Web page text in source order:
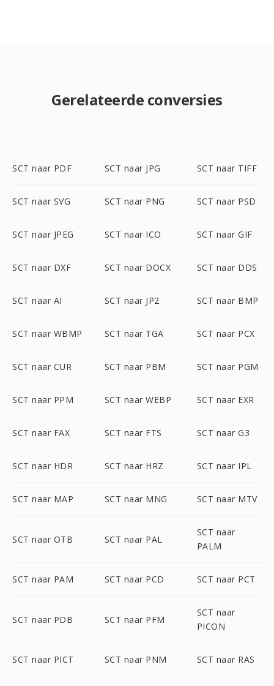
Gerelateerde conversies
SCT naar PDF SCT naar JPG SCT naar TIFF
SCT naar SVG SCT naar PNG SCT naar PSD
SCT naar JPEG SCT naar ICO SCT naar GIF
SCT naar DXF SCT naar DOCX SCT naar DDS
SCT naar AI SCT naar JP2 SCT naar BMP
SCT naar WBMP SCT naar TGA SCT naar PCX
SCT naar CUR SCT naar PBM SCT naar PGM
SCT naar PPM SCT naar WEBP SCT naar EXR
SCT naar FAX SCT naar FTS SCT naar G3
SCT naar HDR SCT naar HRZ SCT naar IPL
SCT naar MAP SCT naar MNG SCT naar MTV
SCT naar OTB SCT naar PAL
SCT naar
PALM
SCT naar PAM SCT naar PCD SCT naar PCT
SCT naar PDB SCT naar PFM
SCT naar
PICON
SCT naar PICT SCT naar PNM SCT naar RAS